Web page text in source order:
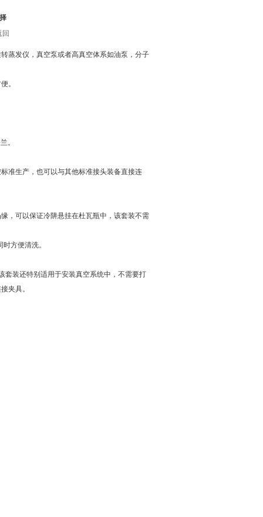
回
蒸发仪，真空泵或者高真空体系如油泵，分子
。
。
准生产，也可以与其他标准接头装备直接连
，可以保证冷阱悬挂在杜瓦瓶中，该套装不需
方便清洗。
套装还特别适用于安装真空系统中，不需要打
夹具。